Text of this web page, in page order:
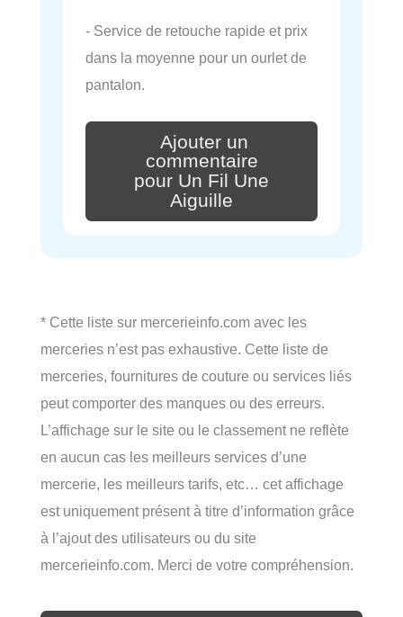
- Service de retouche rapide et prix
dans la moyenne pour un ourlet de
pantalon.
Ajouter un
commentaire
pour Un Fil Une
Aiguille
* Cette liste sur mercerieinfo.com avec les
merceries n’est pas exhaustive. Cette liste de
merceries, fournitures de couture ou services liés
peut comporter des manques ou des erreurs.
L’affichage sur le site ou le classement ne reflète
en aucun cas les meilleurs services d’une
mercerie, les meilleurs tarifs, etc… cet affichage
est uniquement présent à titre d’information grâce
à l’ajout des utilisateurs ou du site
mercerieinfo.com. Merci de votre compréhension.